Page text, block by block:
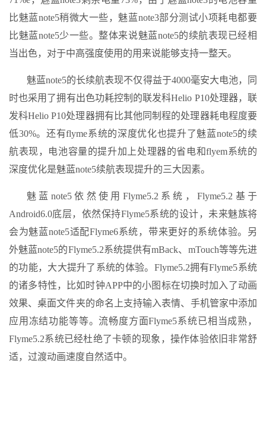
比魅蓝note5稍微大一些，魅蓝note3部分测试小项耗电都要
比魅蓝note5少一些。整体来说魅蓝note5的续航表现已经相
当出色，对于中高强度使用的用来说能够支持一整天。
魅蓝note5的长续航表现不仅得益于4000毫安大电池，同
时也采用了拥有出色功耗控制的联发科Helio P10处理器，联
发科Helio P10处理器拥有比其他同制程的处理器耗电程度要
低30%。还有flyme系统的深度优化也提升了魅蓝note5的续
航表现，电池容量的提升加上处理器的省电和flyem系统的
深度优化是魅蓝note5续航表现提升的三大因素。
魅蓝note5依然使用Flyme5.2系统，Flyme5.2基于
Android6.0底层，依然保持Flyme5系统的设计，未来魅族将
会为魅蓝note5适配Flyme6系统，带来更好的系统体验。另
外魅蓝note5的Flyme5.2系统提供有mBack、mTouch等等先进
的功能，大大提升了系统的体验。Flyme5.2拥有Flyme5系统
的诸多特性，比如时钟APP中的小图标在切换时加入了动画
效果、桌面文件夹的命名上支持输入表情、手机管家中添加
应用冻结功能等等。流畅度方面Flyme5系统已相当成熟，
Flyme5.2系统已经杜绝了卡顿的现象，操作体验依旧非常舒
适，过渡动画速度自然适中。